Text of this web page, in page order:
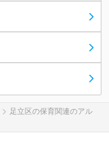
足立区の保育関連のアル